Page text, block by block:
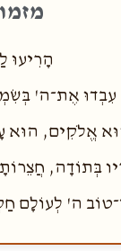
הָרִיעוּ
עִבְדוּ אֶת־ה'
אֱלֹקִים, הוּא
בְּתוֹדָה,
ה' לְעוֹלָם